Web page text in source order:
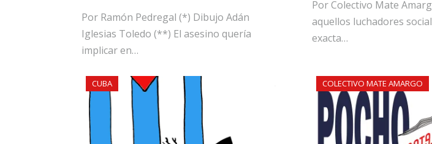
Por Ramón Pedregal (*) Dibujo Adán
Iglesias Toledo (**) El asesino quería
implicar en…
Por Colectivo Mate
aquellos luchadores
exacta…
CUBA COLECTIVO MATE AMARGO